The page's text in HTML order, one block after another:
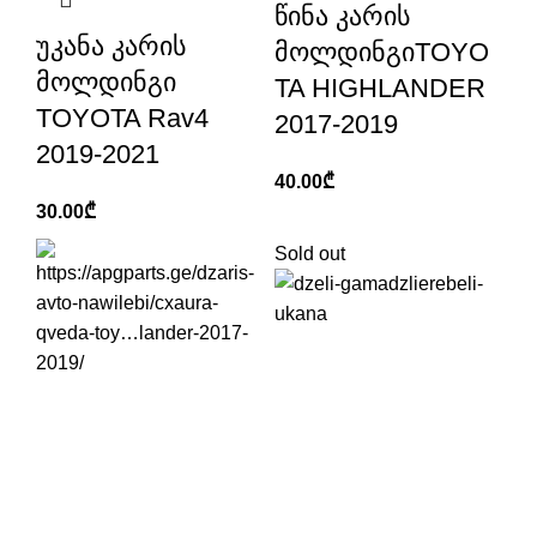
უკანა კარის
მოლდინგი
TOYOTA Rav4
2019-2021
30.00₾
წინა კარის
მოლდინგიTOYO
TA HIGHLANDER
2017-2019
40.00₾
Sold out